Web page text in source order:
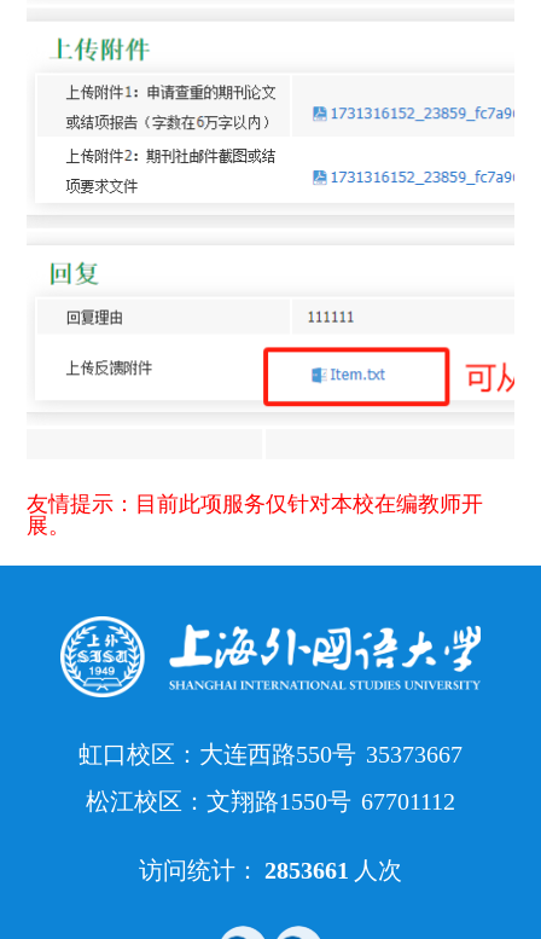
友情提示：目前此项服务仅针对本校在编教师开
展。
虹口校区：大连西路550号 35373667
松江校区：文翔路1550号 67701112
访问统计： 2853661 人次